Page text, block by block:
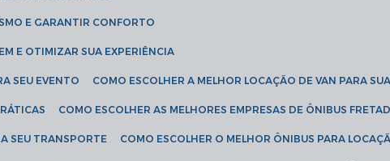
E GARANTIR CONFORTO
E OTIMIZAR SUA EXPERIÊNCIA
SEU EVENTO COMO ESCOLHER A MELHOR LOCAÇÃO DE VAN PARA
COMO ESCOLHER AS MELHORES EMPRESAS DE ÔNIBUS
SEU TRANSPORTE COMO ESCOLHER O MELHOR ÔNIBUS PARA